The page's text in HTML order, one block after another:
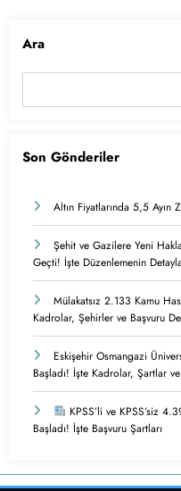
Ara
Son Gönderiler
Altın Fiyatlarında 5,5 Ayın
Şehit ve Gazilere Yeni
Geçti! İşte Düzenlemenin
Mülakatsız 2.133 Kamu
Kadrolar, Şehirler ve Başvuru
Eskişehir Osmangazi
Başladı! İşte Kadrolar, Şartlar ve
KPSS’li ve KPSS’siz
Başladı! İşte Başvuru Şartları